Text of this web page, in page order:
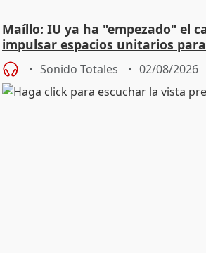
Maíllo: IU ya ha "empezado" el
impulsar espacios unitarios
Sonido Totales 02/08/2026